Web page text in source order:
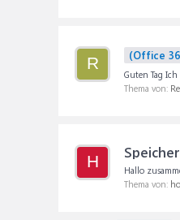
R (Office
Guten Tag
Thema von:
H
Hallo
Thema von: